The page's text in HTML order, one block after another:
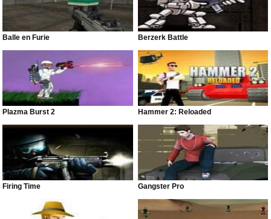
Balle en Furie Berzerk Battle
Plazma Burst 2 Hammer 2: Reloaded
Firing Time Gangster Pro